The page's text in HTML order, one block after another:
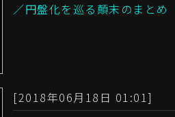
／円盤化を巡る顛末のまとめ
[2018年06月18日 01:01]